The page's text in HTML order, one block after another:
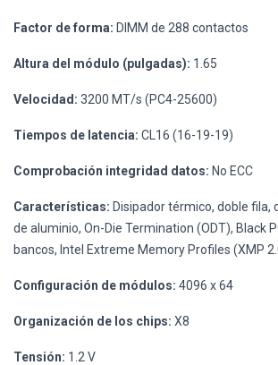
Factor de forma: DIMM de 288 contactos
Altura del módulo (pulgadas): 1.65
Velocidad: 3200 MT/s (PC4-25600)
Tiempos de latencia: CL16 (16-19-19)
Comprobación integridad datos: No ECC
Características: Disipador térmico, doble fila,
de aluminio, On-Die Termination (ODT), Black
bancos, Intel Extreme Memory Profiles (XMP
Configuración de módulos: 4096 x 64
Organización de los chips: X8
Tensión: 1.2 V